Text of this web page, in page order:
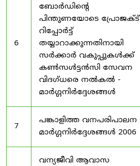
6
ബോർഡിൻ്റെ
പിന്തുണയോടെ പ്രോജക്ട്
റിപ്പോർട്ട്
തയ്യാറാക്കുന്നതിനായി
സർക്കാർ വകുപ്പുകൾക്ക്
കൺസൾട്ടൻസി സേവന
വിദഗ്ധരെ നൽകൽ -
മാർഗ്ഗനിർദ്ദേശങ്ങൾ
7
പങ്കാളിത്ത വനപരിപാലന
മാർഗ്ഗനിർദ്ദേശങ്ങൾ 2006
വന്യജീവി ആവാസ